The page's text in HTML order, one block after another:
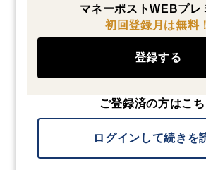
マネーポストWEBプレ
初回登録月は無料！
登録する
ご登録済の方はこち
ログインして続きを